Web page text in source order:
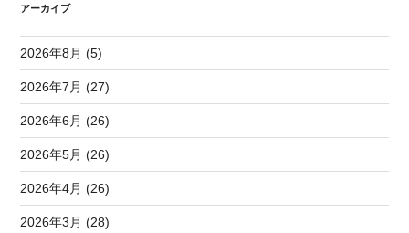
アーカイブ
2026年8月 (5)
2026年7月 (27)
2026年6月 (26)
2026年5月 (26)
2026年4月 (26)
2026年3月 (28)